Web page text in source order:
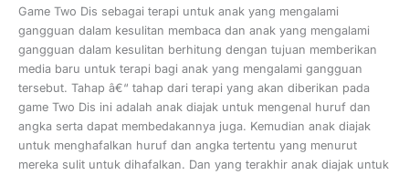
Game Two Dis sebagai terapi untuk anak yang mengalami
gangguan dalam kesulitan membaca dan anak yang mengalami
gangguan dalam kesulitan berhitung dengan tujuan memberikan
media baru untuk terapi bagi anak yang mengalami gangguan
tersebut. Tahap â€“ tahap dari terapi yang akan diberikan pada
game Two Dis ini adalah anak diajak untuk mengenal huruf dan
angka serta dapat membedakannya juga. Kemudian anak diajak
untuk menghafalkan huruf dan angka tertentu yang menurut
mereka sulit untuk dihafalkan. Dan yang terakhir anak diajak untuk